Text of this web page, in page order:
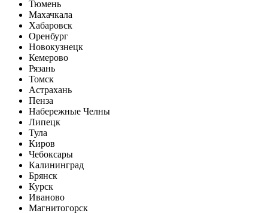
Тюмень
Махачкала
Хабаровск
Оренбург
Новокузнецк
Кемерово
Рязань
Томск
Астрахань
Пенза
Набережные Челны
Липецк
Тула
Киров
Чебоксары
Калининград
Брянск
Курск
Иваново
Магнитогорск